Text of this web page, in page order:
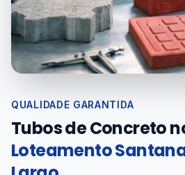
QUALIDADE GARANTIDA
Tubos de Concreto
Loteamento